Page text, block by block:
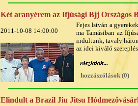
Két aranyérem az Ifjúsági Bjj Országos
2011-10-08 14:00:00
Fejes István a
ma Tamásiban az
indultunk, tavaly
az idei kiváló
hozzászólások (0)
Elindult a Brazil Jiu Jitsu